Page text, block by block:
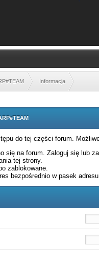
Informacja
do tej części forum.
się na forum. Zaloguj się lub
tej strony.
zablokowane.
bezpośrednio w pasek